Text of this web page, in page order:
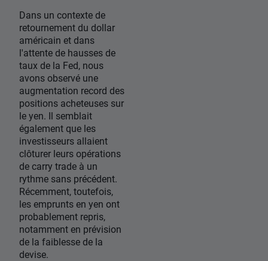
Dans un contexte de
retournement du dollar
américain et dans
l'attente de hausses de
taux de la Fed, nous
avons observé une
augmentation record des
positions acheteuses sur
le yen. Il semblait
également que les
investisseurs allaient
clôturer leurs opérations
de carry trade à un
rythme sans précédent.
Récemment, toutefois,
les emprunts en yen ont
probablement repris,
notamment en prévision
de la faiblesse de la
devise.